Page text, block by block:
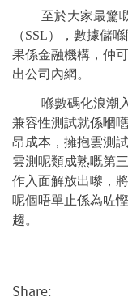
至於大家最驚
（SSL），數據儲
果係金融機構，仲
出公司內網。
喺數碼化浪潮
兼容性測試就係嗰
昂成本，擁抱雲測
雲測呢類成熟嘅第
作入面解放出嚟，
呢個唔單止係為咗
趨。
Share: